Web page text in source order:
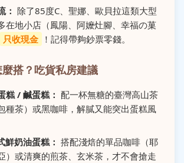
： 除了85度C、聖娜、歐貝拉這類大型
在地小店（鳳陽、阿嬤灶腳、幸福の菓
只收現金 ！記得帶夠鈔票零錢。
搭？吃貨私房建議
糕 / 鹹蛋糕： 配一杯無糖的臺灣高山茶
種茶）或黑咖啡，解膩又能突出蛋糕風
鮮奶油蛋糕： 搭配淺焙的單品咖啡（耶
）或清爽的煎茶、玄米茶，才不會搶走